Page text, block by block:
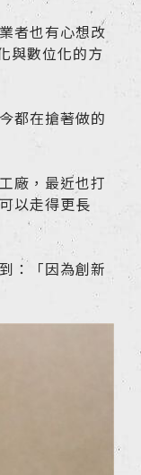
者也有心想改
與數位化的方
都在搶著做的
廠，最近也打
以走得更長
：「因為創新